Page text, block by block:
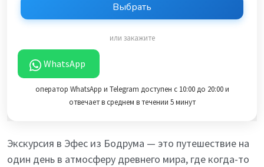
Выбрать
или закажите
WhatsApp
оператор WhatsApp и Telegram доступен с 10:00 до 20:00 и
отвечает в среднем в течении 5 минут
Экскурсия в Эфес из Бодрума — это путешествие на
один день в атмосферу древнего мира, где когда-то